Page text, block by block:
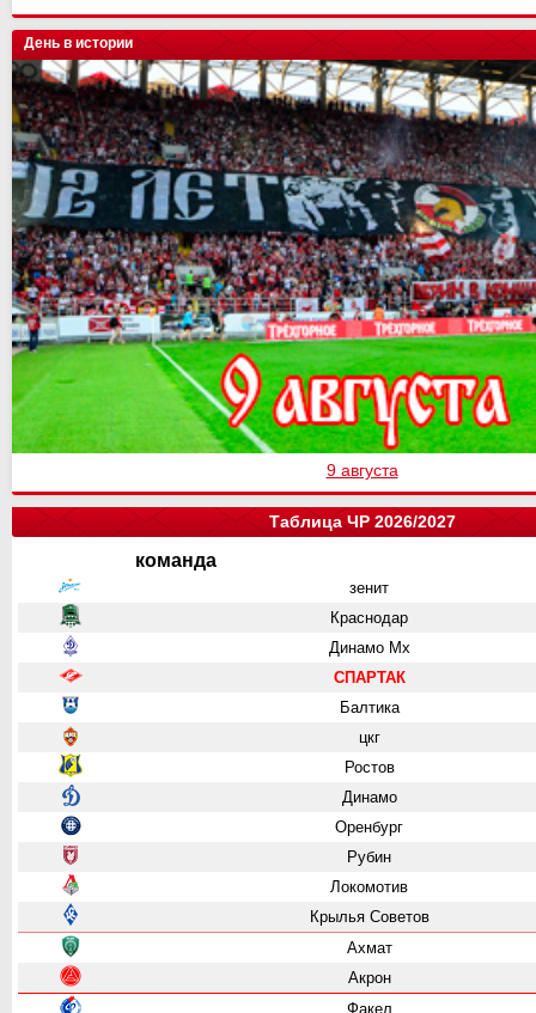
День в истории
9 августа
Таблица ЧР 2026/2027
команда
зенит
Краснодар
Динамо Мх
СПАРТАК
Балтика
цкг
Ростов
Динамо
Оренбург
Рубин
Локомотив
Крылья Советов
Ахмат
Акрон
Факел